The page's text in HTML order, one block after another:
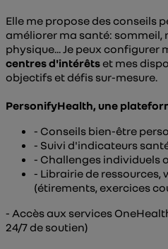
Elle me propose des conseils
améliorer ma santé:
physique... Je peux configurer
centres d'intérêts et mes
objectifs et défis sur-mesure.
PersonifyHealth, une
- Conseils bien-être
- Suivi d'indicateurs
- Challenges individuels
- Librairie de ressources,
(étirements, exercices
- Accès aux services
24/7 de soutien)